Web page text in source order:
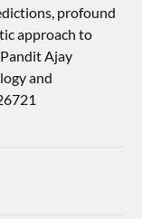
profound
approach to
Ajay
and